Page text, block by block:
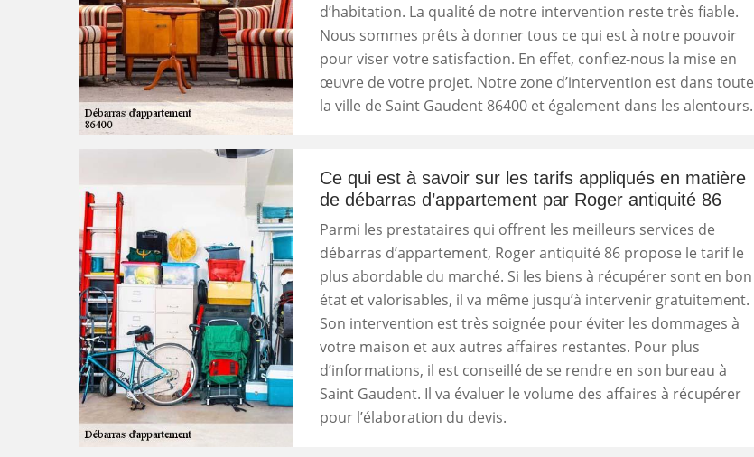
d’habitation. La qualité de notre intervention reste très fiable.
Nous sommes prêts à donner tous ce qui est à notre pouvoir
pour viser votre satisfaction. En effet, confiez-nous la mise en
œuvre de votre projet. Notre zone d’intervention est dans toute
la ville de Saint Gaudent 86400 et également dans les alentours.
Ce qui est à savoir sur les tarifs appliqués en matière
de débarras d’appartement par Roger antiquité 86
Parmi les prestataires qui offrent les meilleurs services de
débarras d’appartement, Roger antiquité 86 propose le tarif le
plus abordable du marché. Si les biens à récupérer sont en bon
état et valorisables, il va même jusqu’à intervenir gratuitement.
Son intervention est très soignée pour éviter les dommages à
votre maison et aux autres affaires restantes. Pour plus
d’informations, il est conseillé de se rendre en son bureau à
Saint Gaudent. Il va évaluer le volume des affaires à récupérer
pour l’élaboration du devis.